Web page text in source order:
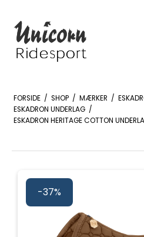
FORSIDE / SHOP / MÆRKER /
ESKADRON UNDERLAG /
ESKADRON HERITAGE COTTON
-37%